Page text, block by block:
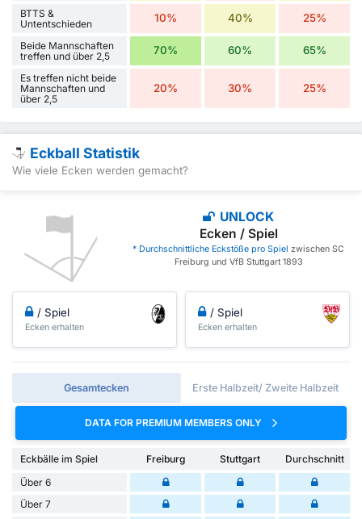
BTTS &
Untentschieden
10% 40% 25%
Beide Mannschaften
treffen und über 2,5
70% 60% 65%
Es treffen nicht beide
Mannschaften und
über 2,5
20% 30% 25%
Eckball Statistik
Wie viele Ecken werden gemacht?
UNLOCK
Ecken / Spiel
* Durchschnittliche Eckstöße pro Spiel zwischen SC
Freiburg und VfB Stuttgart 1893
/ Spiel
Ecken erhalten
/ Spiel
Ecken erhalten
Gesamtecken Erste Halbzeit/ Zweite Halbzeit
DATA FOR PREMIUM MEMBERS ONLY
Eckbälle im Spiel Freiburg Stuttgart
Durchschnitt
Über 6
Über 7